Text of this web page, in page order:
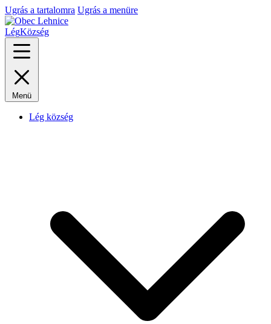
Ugrás a tartalomra Ugrás a menüre
LégKözség
Menü
Lég község